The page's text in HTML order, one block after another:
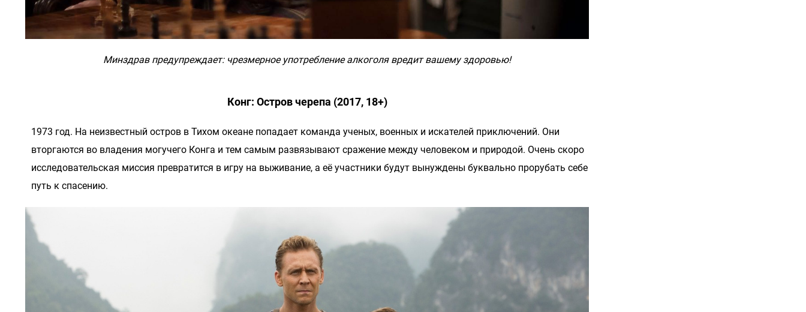
Минздрав предупреждает: чрезмерное употребление алкоголя вредит вашему здоровью!
Конг: Остров черепа (2017, 18+)
1973 год. На неизвестный остров в Тихом океане попадает команда ученых, военных и искателей приключений. Они
вторгаются во владения могучего Конга и тем самым развязывают сражение между человеком и природой. Очень скоро
исследовательская миссия превратится в игру на выживание, а её участники будут вынуждены буквально прорубать себе
путь к спасению.